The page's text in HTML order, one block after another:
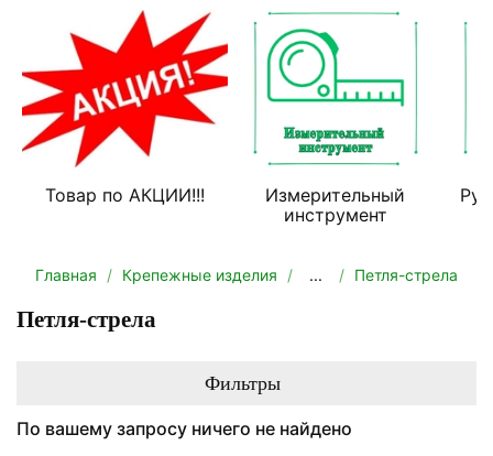
Товар по АКЦИИ!!!
Измерительный
инструмент
Главная Крепежные изделия ... Петля-стрела
Петля-стрела
Фильтры
По вашему запросу ничего не найдено